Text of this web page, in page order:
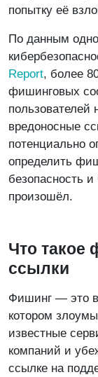
попытку её
По данным
Report, более
фишинговых
пользователей
вредоносные
потенциально
определить
безопасность
произошёл.
Что такое
ссылки
Фишинг — это
котором
известные
компаний и
ссылке на